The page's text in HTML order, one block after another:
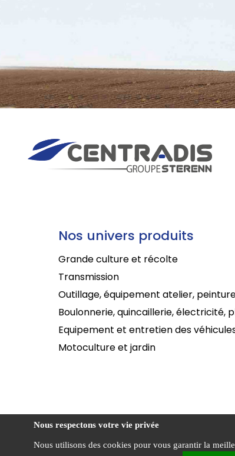
Nos univers produits
Grande culture et récolte
Transmission
Outillage, équipement atelier,
Boulonnerie, quincaillerie, électricité,
Equipement et entretien des
Motoculture et jardin
CENTRADIS ©
Nous respectons votre vie privée
Nous utilisons des cookies pour vous garantir la